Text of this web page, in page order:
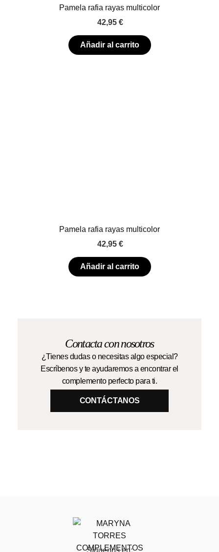
Pamela rafia rayas multicolor
42,95 €
Añadir al carrito
Pamela rafia rayas multicolor
42,95 €
Añadir al carrito
Contacta con nosotros
¿Tienes dudas o necesitas algo especial?
Escríbenos y te ayudaremos a encontrar el
complemento perfecto para ti.
CONTÁCTANOS